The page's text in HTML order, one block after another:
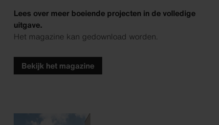
Lees over meer boeiende projecten in de volledige
uitgave.
Het magazine kan gedownload worden.
Bekijk het magazine